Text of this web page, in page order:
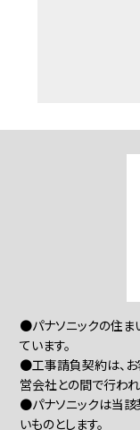
●パナソニックの住ま
ています。
●工事請負契約は、お
営会社との間で行われ
●パナソニックは当
いものとします。